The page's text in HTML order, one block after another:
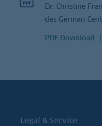
Dr. Christine
des German
PDF Download
Legal & Service